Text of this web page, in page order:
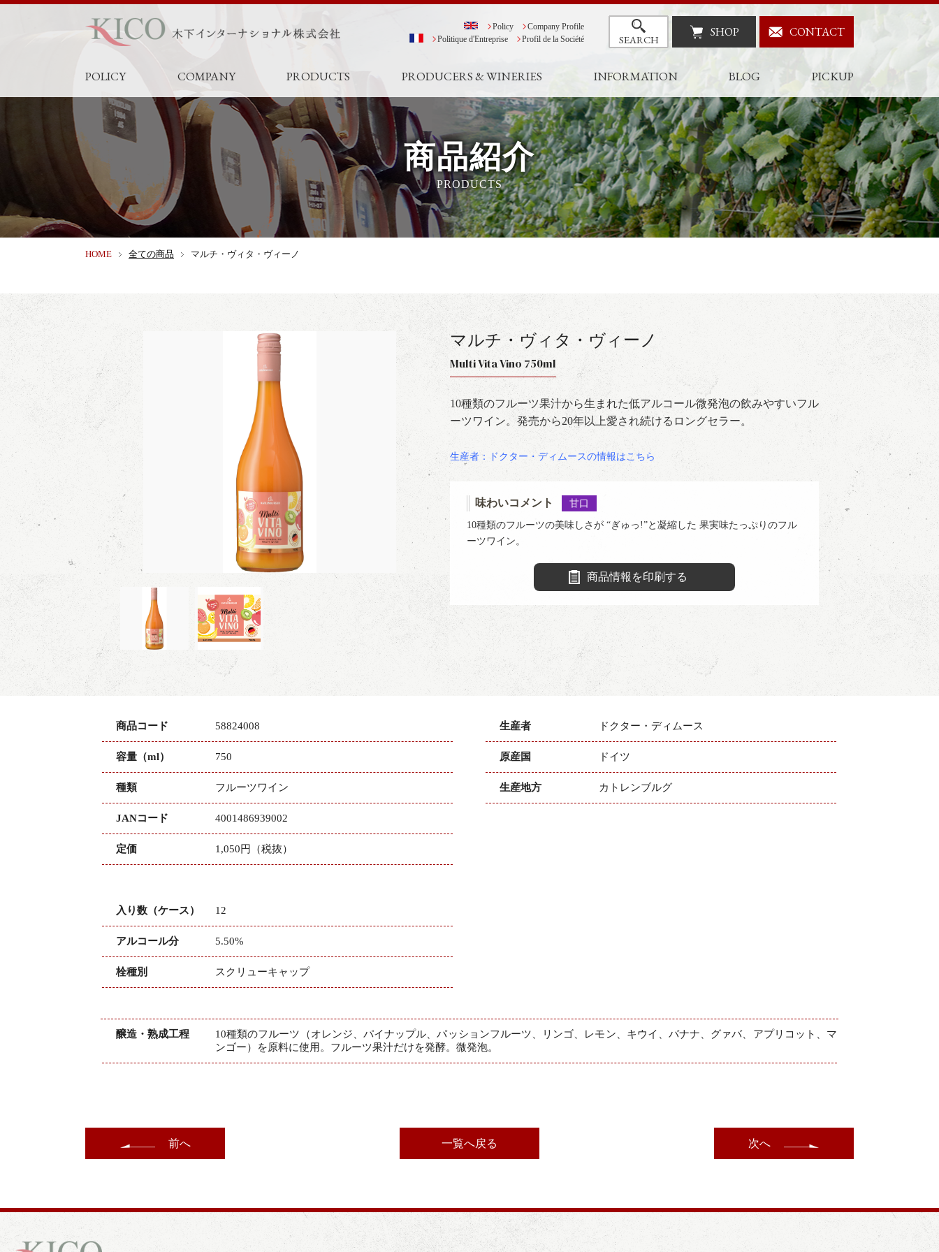
Policy
Company Profile
Politique d'Entreprise
Profil de la Société SEARCH SHOP CONTACT
POLICY COMPANY PRODUCTS PRODUCERS & WINERIES INFORMATION BLOG PICKUP
商品紹介
PRODUCTS
HOME 全ての商品 マルチ・ヴィタ・ヴィーノ
マルチ・ヴィタ・ヴィーノ
Multi Vita Vino 750ml
10種類のフルーツ果汁から生まれた低アルコール微発泡の飲みやすいフル
ーツワイン。発売から20年以上愛され続けるロングセラー。
生産者：ドクター・ディムースの情報はこちら
味わいコメント
甘口
10種類のフルーツの美味しさが “ぎゅっ!”と凝縮した 果実味たっぷりのフル
ーツワイン。
商品情報を印刷する
商品コード 58824008
容量（ml） 750
種類 フルーツワイン
JANコード 4001486939002
定価 1,050円（税抜）
生産者 ドクター・ディムース
原産国 ドイツ
生産地方 カトレンブルグ
入り数（ケース） 12
アルコール分 5.50%
栓種別 スクリューキャップ
醸造・熟成工程
10種類のフルーツ（オレンジ、パイナップル、パッションフルーツ、リンゴ、レモン、キウイ、バナナ、グァバ、アプリコット、マ
ンゴー）を原料に使用。フルーツ果汁だけを発酵。微発泡。
前へ 一覧へ戻る 次へ